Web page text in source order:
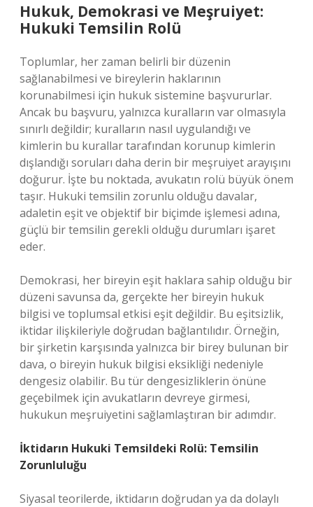
Hukuk, Demokrasi ve Meşruiyet:
Hukuki Temsilin Rolü
Toplumlar, her zaman belirli bir düzenin
sağlanabilmesi ve bireylerin haklarının
korunabilmesi için hukuk sistemine başvururlar.
Ancak bu başvuru, yalnızca kuralların var olmasıyla
sınırlı değildir; kuralların nasıl uygulandığı ve
kimlerin bu kurallar tarafından korunup kimlerin
dışlandığı soruları daha derin bir meşruiyet arayışını
doğurur. İşte bu noktada, avukatın rolü büyük önem
taşır. Hukuki temsilin zorunlu olduğu davalar,
adaletin eşit ve objektif bir biçimde işlemesi adına,
güçlü bir temsilin gerekli olduğu durumları işaret
eder.
Demokrasi, her bireyin eşit haklara sahip olduğu bir
düzeni savunsa da, gerçekte her bireyin hukuk
bilgisi ve toplumsal etkisi eşit değildir. Bu eşitsizlik,
iktidar ilişkileriyle doğrudan bağlantılıdır. Örneğin,
bir şirketin karşısında yalnızca bir birey bulunan bir
dava, o bireyin hukuk bilgisi eksikliği nedeniyle
dengesiz olabilir. Bu tür dengesizliklerin önüne
geçebilmek için avukatların devreye girmesi,
hukukun meşruiyetini sağlamlaştıran bir adımdır.
İktidarın Hukuki Temsildeki Rolü: Temsilin
Zorunluluğu
Siyasal teorilerde, iktidarın doğrudan ya da dolaylı